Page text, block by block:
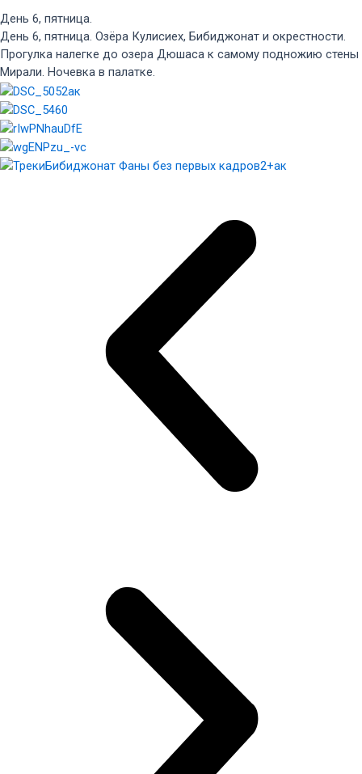
День 6, пятница.
День 6, пятница. Озёра Кулисиех, Бибиджонат и окрестности.
Прогулка налегке до озера Дюшаса к самому подножию стены
Мирали. Ночевка в палатке.